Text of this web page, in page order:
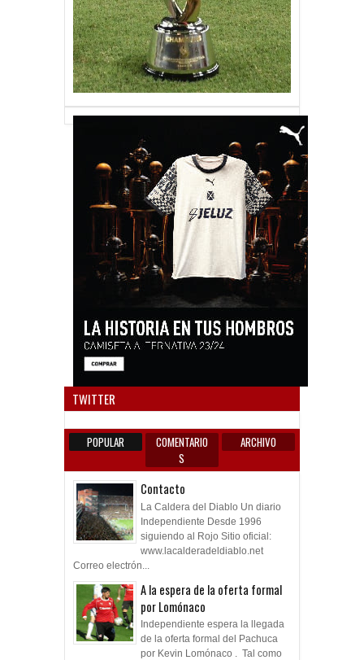
TWITTER
POPULAR
COMENTARIO
S
ARCHIVO
Contacto
La Caldera del Diablo Un diario
Independiente Desde 1996
siguiendo al Rojo Sitio oficial:
www.lacalderadeldiablo.net
Correo electrón...
A la espera de la oferta formal
por Lomónaco
Independiente espera la llegada
de la oferta formal del Pachuca
por Kevin Lomónaco . Tal como